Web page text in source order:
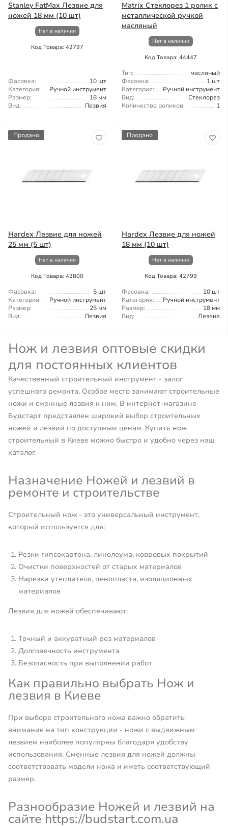
Stanley FatMax Лезвие для
ножей 18 мм (10 шт)
Нет в наличии
Код Товара: 42797
Фасовка:
10 шт
Категория:
Ручной инструмент
Размер:
18 мм
Вид:
Лезвия
Matrix Стеклорез 1 ролик с
металлической ручкой
масляный
Нет в наличии
Код Товара: 44447
Тип:
масляный
Фасовка:
1 шт
Категория:
Ручной инструмент
Вид:
Стеклорез
Количество роликов:
1
Продано
Hardex Лезвие для ножей
25 мм (5 шт)
Нет в наличии
Код Товара: 42800
Фасовка:
5 шт
Категория:
Ручной инструмент
Размер:
25 мм
Вид:
Лезвия
Продано
Hardex Лезвие для ножей
18 мм (10 шт)
Нет в наличии
Код Товара: 42799
Фасовка:
10 шт
Категория:
Ручной инструмент
Размер:
18 мм
Вид:
Лезвия
Нож и лезвия оптовые скидки
для постоянных клиентов
Качественный строительный инструмент - залог
успешного ремонта. Особое место занимают строительные
ножи и сменные лезвия к ним. В интернет-магазине
Будстарт представлен широкий выбор строительных
ножей и лезвий по доступным ценам. Купить нож
строительный в Киеве можно быстро и удобно через наш
каталог.
Назначение Ножей и лезвий в
ремонте и строительстве
Строительный нож - это универсальный инструмент,
который используется для:
Резки гипсокартона, линолеума, ковровых покрытий
Очистки поверхностей от старых материалов
Нарезки утеплителя, пенопласта, изоляционных
материалов
Лезвия для ножей обеспечивают:
Точный и аккуратный рез материалов
Долговечность инструмента
Безопасность при выполнении работ
Как правильно выбрать Нож и
лезвия в Киеве
При выборе строительного ножа важно обратить
внимание на тип конструкции - ножи с выдвижным
лезвием наиболее популярны благодаря удобству
использования. Сменные лезвия для ножей должны
соответствовать модели ножа и иметь соответствующий
размер.
Разнообразие Ножей и лезвий на
сайте https://budstart.com.ua